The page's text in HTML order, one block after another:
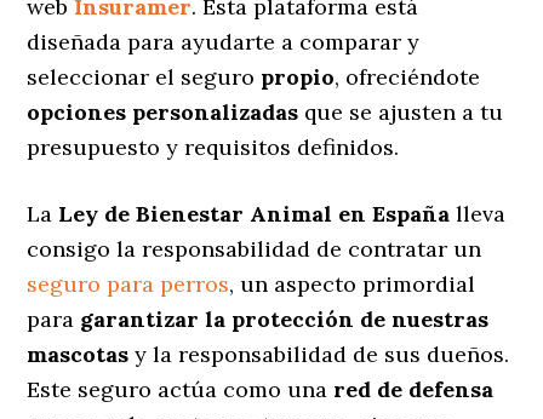
web Insuramer. Esta plataforma está
diseñada para ayudarte a comparar y
seleccionar el seguro propio, ofreciéndote
opciones personalizadas que se ajusten a tu
presupuesto y requisitos definidos.
La Ley de Bienestar Animal en España lleva
consigo la responsabilidad de contratar un
seguro para perros, un aspecto primordial
para garantizar la protección de nuestras
mascotas y la responsabilidad de sus dueños.
Este seguro actúa como una red de defensa